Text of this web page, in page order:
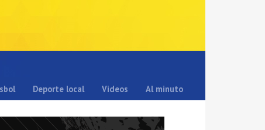
Deporte local Videos Al minuto